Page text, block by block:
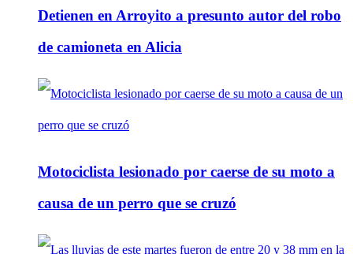
Detienen en Arroyito a presunto autor del robo
de camioneta en Alicia
Motociclista lesionado por caerse de su moto a
causa de un perro que se cruzó